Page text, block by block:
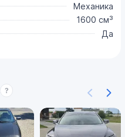
Механика
1600 см³
Да
?